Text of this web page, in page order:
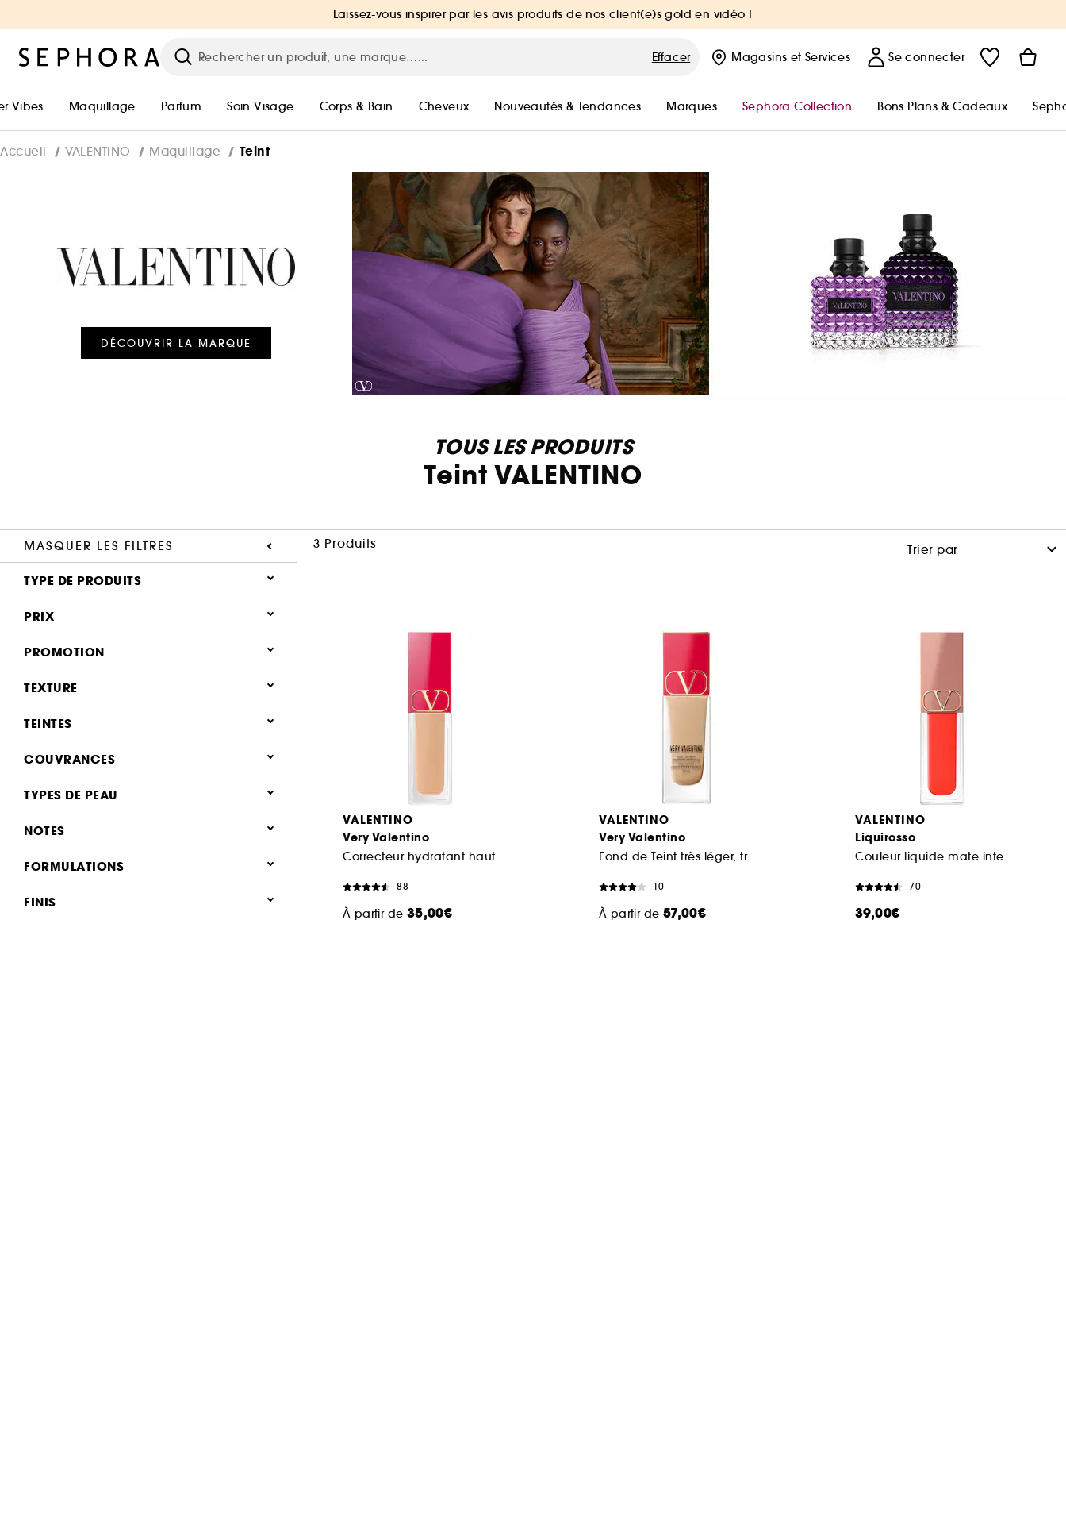
Laissez-vous inspirer par les avis produits de nos client(e)s gold en vidéo !
Effacer Magasins et Services Se connecter
Vibes Maquillage Parfum Soin Visage Corps & Bain Cheveux Nouveautés & Tendances Marques Sephora Collection Bons Plans & Cadeaux
Accueil VALENTINO Maquillage Teint
DÉCOUVRIR LA MARQUE
TOUS LES PRODUITS
Teint VALENTINO
MASQUER LES FILTRES 3 Produits
TYPE DE PRODUITS
Maquillage
Fonds de teint (1)
Blush (1)
PRIX
PROMOTION
0 (2)
TEXTURE
Crémeux (2)
TEINTES
Rouge (1)
COUVRANCES
Moyenne (2)
TYPES DE PEAU
Tous type de peau (3)
NOTES
& plus (3)
FORMULATIONS
Non comédogène (1)
FINIS
VALENTINO
Very Valentino
Correcteur hydratant haute couvrance toute la journée
88
À partir de 35,00€
VALENTINO
Very Valentino
Fond de Teint très léger, très longue tenue 24h, SPF 25
10
À partir de 57,00€
VALENTINO
Liquirosso
Couleur liquide mate intense lèvres et joues
70
39,00€